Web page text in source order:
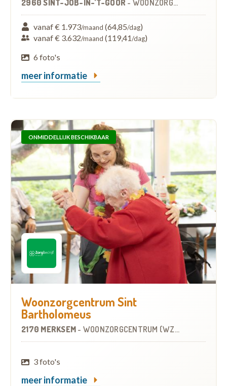
2960 SINT-JOB-IN-'T-GOOR - WOONZORGCENTRUM (WZC)
vanaf € 1.973/maand (64,85/dag)
vanaf € 3.632/maand (119,41/dag)
6 foto's
meer informatie
ONMIDDELLIJK BESCHIKBAAR
Woonzorgcentrum Sint
Bartholomeus
2170 MERKSEM - WOONZORGCENTRUM (WZC)
3 foto's
meer informatie